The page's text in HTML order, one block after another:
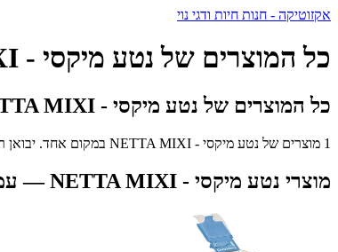
אקזוטיקה - חנות חיות ודגי נוי
כל המוצרים של נטע מיקסי - NETTA MIXI
כל המוצרים של נטע מיקסי - NETTA MIXI
1 מוצרים של נטע מיקסי - NETTA MIXI במקום אחד. יבואן רשמי, מחירים מעולים ומשלוח מהיר לכל הארץ.
מוצרי נטע מיקסי - NETTA MIXI — עמוד 1 (1 סה"כ)